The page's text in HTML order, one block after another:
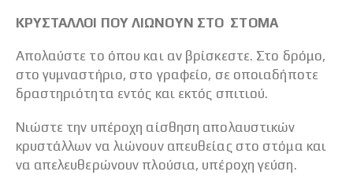
ΚΡΥΣΤΑΛΛΟΙ ΠΟΥ ΛΙΩΝΟΥΝ ΣΤΟ ΣΤΟΜΑ
Απολαύστε το όπου και αν βρίσκεστε. Στο δρόμο,
στο γυμναστήριο, στο γραφείο, σε οποιαδήποτε
δραστηριότητα εντός και εκτός σπιτιού.
Νιώστε την υπέροχη αίσθηση απολαυστικών
κρυστάλλων να λιώνουν απευθείας στο στόμα και
να απελευθερώνουν πλούσια, υπέροχη γεύση.